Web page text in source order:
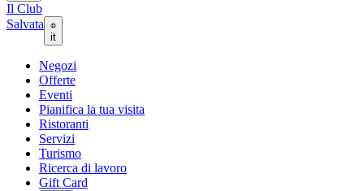
Il Club
Salvata
it
Negozi
Offerte
Eventi
Pianifica la tua visita
Ristoranti
Servizi
Turismo
Ricerca di lavoro
Gift Card